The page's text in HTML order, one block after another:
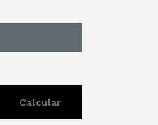
Calcular